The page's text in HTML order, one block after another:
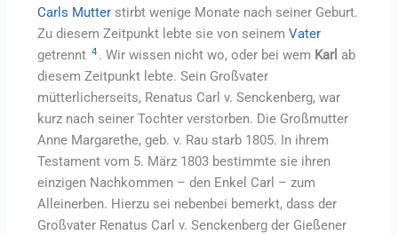
Carls Mutter stirbt wenige Monate nach seiner Geburt.
Zu diesem Zeitpunkt lebte sie von seinemVater
getrennt 4 . Wir wissen nicht wo, oder bei wem Karl ab
diesem Zeitpunkt lebte. Sein Großvater
mütterlicherseits, Renatus Carl v. Senckenberg, war
kurz nach seiner Tochter verstorben. Die Großmutter
Anne Margarethe, geb. v. Rau starb 1805. In ihrem
Testament vom 5. März 1803 bestimmte sie ihren
einzigen Nachkommen – den Enkel Carl – zum
Alleinerben. Hierzu sei nebenbei bemerkt, dass der
Großvater Renatus Carl v. Senckenberg der Gießener